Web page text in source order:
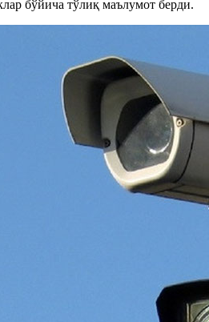
бўйича тўлиқ маълумот берди.